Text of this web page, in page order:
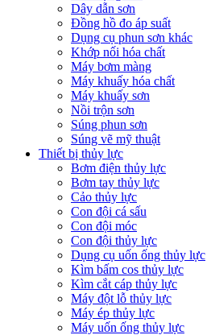
Dây dẫn sơn
Đồng hồ đo áp suất
Dụng cụ phun sơn khác
Khớp nối hóa chất
Máy bơm màng
Máy khuấy hóa chất
Máy khuấy sơn
Nồi trộn sơn
Súng phun sơn
Súng vẽ mỹ thuật
Thiết bị thủy lực
Bơm điện thủy lực
Bơm tay thủy lực
Cảo thủy lực
Con đội cá sấu
Con đội móc
Con đội thủy lực
Dụng cụ uốn ống thủy lực
Kìm bấm cos thủy lực
Kìm cắt cáp thủy lực
Máy đột lỗ thủy lực
Máy ép thủy lực
Máy uốn ống thủy lực